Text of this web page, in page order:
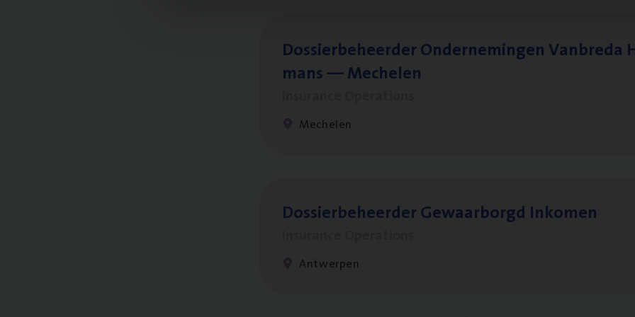
Dos­sier­be­heer­der Onder­ne­min­gen Van­b­re­da
mans — Mechelen
Mechelen
Dos­sier­be­heer­der Gewaar­borgd Inkomen
Antwerpen